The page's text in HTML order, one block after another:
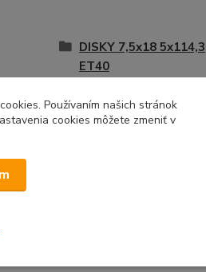
DISKY 7,5x18 5x114,3
ET40
Používaním našich stránok
cookies môžete zmeniť v